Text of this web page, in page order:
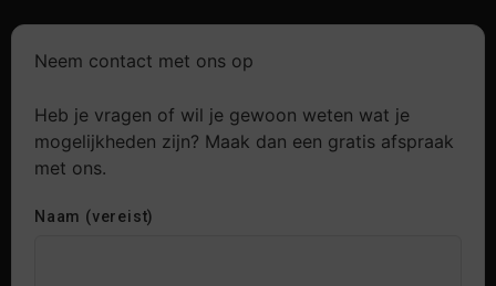
Neem contact met ons op
Heb je vragen of wil je gewoon weten wat je
mogelijkheden zijn? Maak dan een gratis afspraak
met ons.
Naam (vereist)